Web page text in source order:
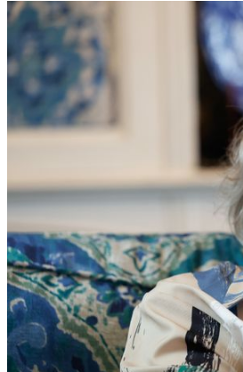
Novo oficializa a
à presidência da República
PT oficializa candidatura